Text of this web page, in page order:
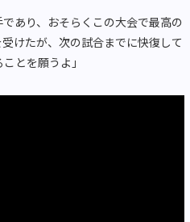
であり、おそらくこの大会で最高の
けたが、次の試合までに快復して
とを願うよ」